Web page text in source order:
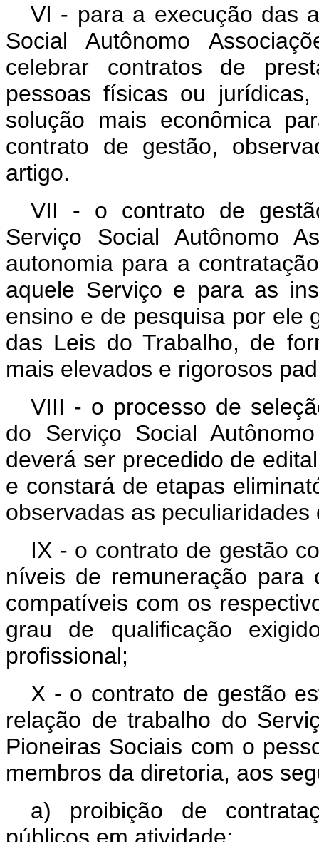
VI - para a execução das
Social Autônomo
celebrar contratos de
pessoas físicas ou
solução mais econômica
contrato de gestão,
artigo.
VII - o contrato de
Serviço Social Autônomo
autonomia para a
aquele Serviço e para as
ensino e de pesquisa por ele
das Leis do Trabalho, de
mais elevados e rigorosos
VIII - o processo de
do Serviço Social
deverá ser precedido de
e constará de etapas
observadas as
IX - o contrato de gestão
níveis de remuneração
compatíveis com os
grau de qualificação
profissional;
X - o contrato de gestão
relação de trabalho do
Pioneiras Sociais com o
membros da diretoria, aos
a) proibição de